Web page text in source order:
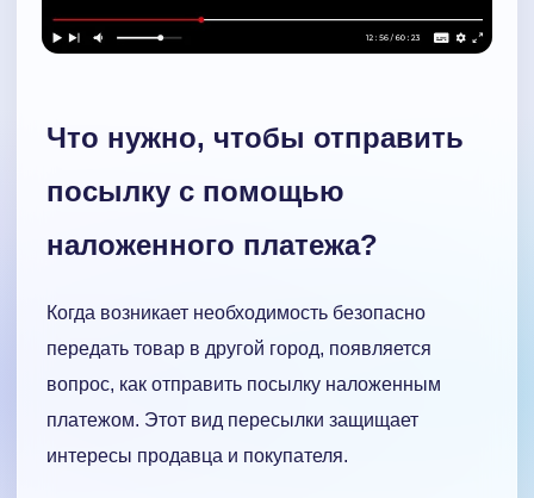
Что нужно, чтобы отправить
посылку с помощью
наложенного платежа?
Когда возникает необходимость безопасно
передать товар в другой город, появляется
вопрос, как отправить посылку наложенным
платежом. Этот вид пересылки защищает
интересы продавца и покупателя.